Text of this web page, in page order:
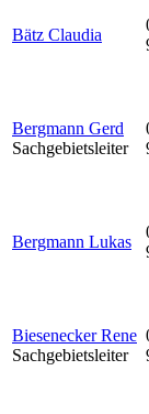
Bätz Claudia
Bergmann Gerd
Sachgebietsleiter
Bergmann Lukas
Biesenecker Rene
Sachgebietsleiter